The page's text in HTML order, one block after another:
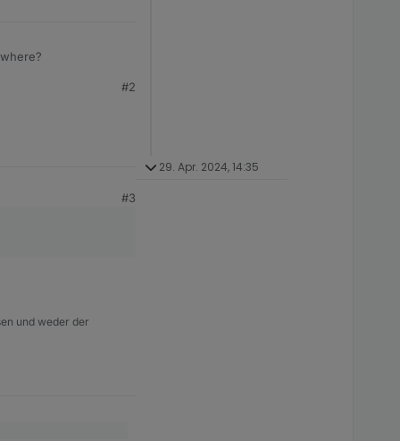
#2
#3
und weder der
29. Apr. 2024, 14:35